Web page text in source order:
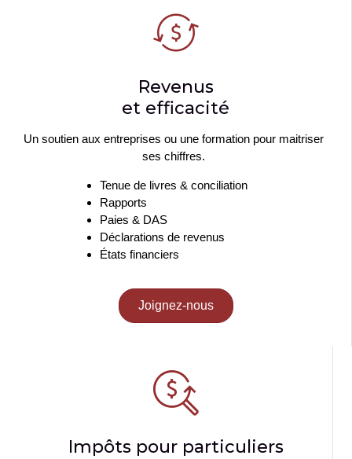
Revenus
et efficacité
Un soutien aux entreprises ou une formation pour maitriser
ses chiffres.
Tenue de livres & conciliation
Rapports
Paies & DAS
Déclarations de revenus
États financiers
Joignez-nous
Impôts pour particuliers